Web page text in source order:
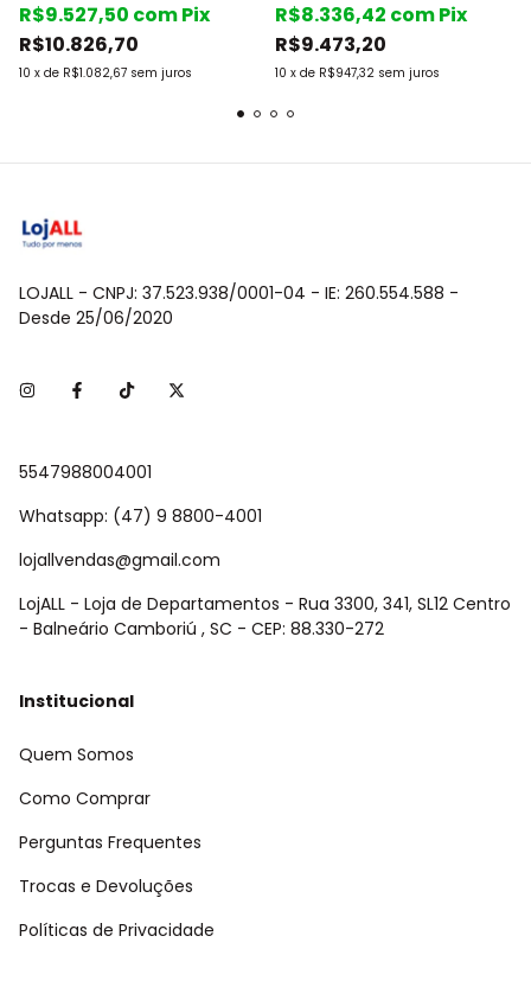
R$10.826,70
10 x de R$1.082,67 sem juros
R$9.527,50 comPix
R$9.473,20
10 x de R$947,32 sem juros
R$8.336,42 comPix
LOJALL - CNPJ: 37.523.938/0001-04 - IE: 260.554.588 -
Desde 25/06/2020
5547988004001
Whatsapp: (47) 9 8800-4001
lojallvendas@gmail.com
LojALL - Loja de Departamentos - Rua 3300, 341, SL12 Centro
- Balneário Camboriú , SC - CEP: 88.330-272
Institucional
Quem Somos
Como Comprar
Perguntas Frequentes
Trocas e Devoluções
Políticas de Privacidade